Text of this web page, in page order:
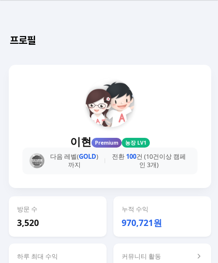
프로필
이현 Premium 농장 LV1
다음 레벨(GOLD)
까지
전환 100건 (10건이상 캠페
인 3개)
방문 수
3,520
누적 수익
970,721원
하루 최대 수익 커뮤니티 활동